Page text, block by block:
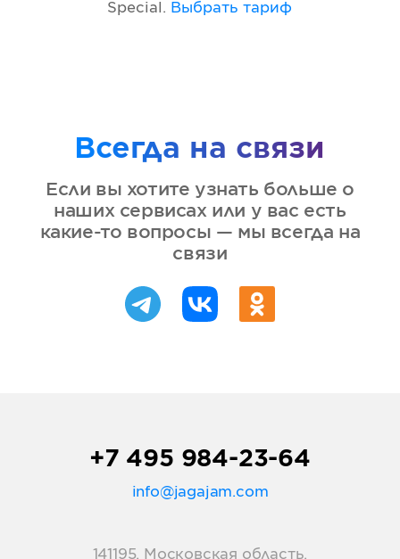
Special . Выбрать тариф
Всегда на связи
Если вы хотите узнать больше о
наших сервисах или у вас есть
какие-то вопросы — мы всегда на
связи
+7 495 984-23-64
info@jagajam.com
141195, Московская область,